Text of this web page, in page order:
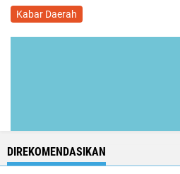
Kabar Daerah
DIREKOMENDASIKAN